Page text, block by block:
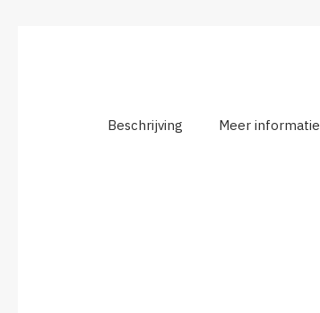
Beschrijving Meer informatie